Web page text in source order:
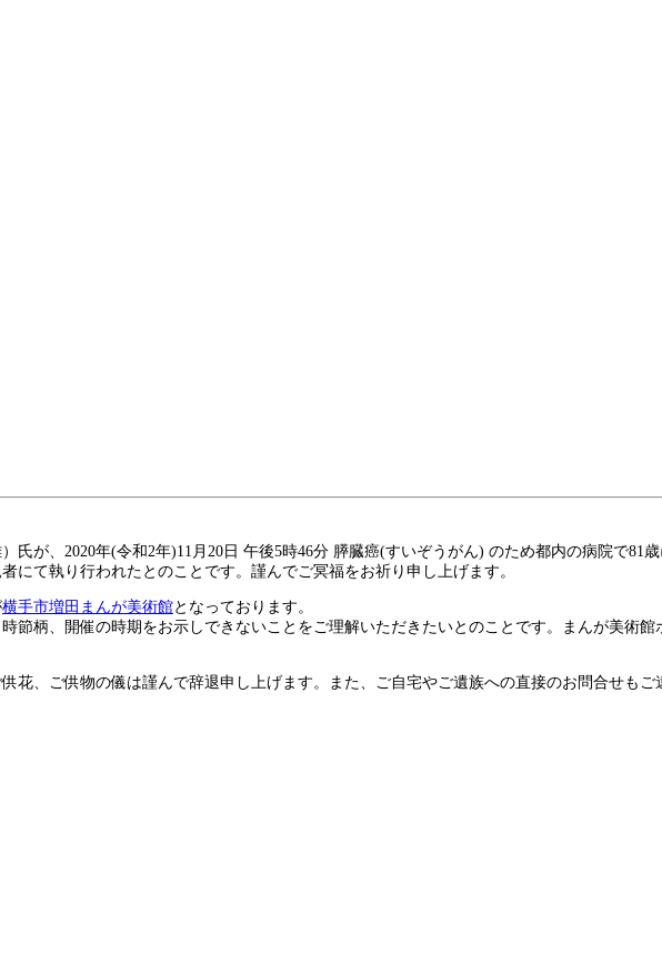
氏が、2020年(令和2年)11月20日 午後5時46分 膵臓癌(すいぞうがん) のため都内の病院で81歳
にて執り行われたとのことです。謹んでご冥福をお祈り申し上げます。
横手市増田まんが美術館となっております。
節柄、開催の時期をお示しできないことをご理解いただきたいとのことです。まんが美術
花、ご供物の儀は謹んで辞退申し上げます。また、ご自宅やご遺族への直接のお問合せもご